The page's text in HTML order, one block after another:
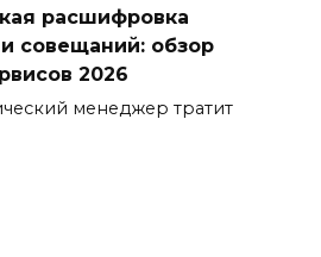
расшифровка
совещаний: обзор
2026
менеджер тратит